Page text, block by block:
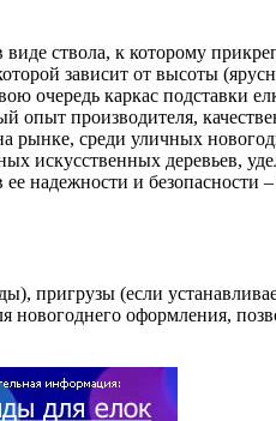
ствола, к которому
зависит от высоты
очередь каркас подставки
производителя,
рынке, среди уличных
деревьев,
надежности и безопасности
пригрузы (если
оформления,